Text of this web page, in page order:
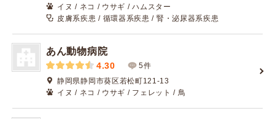
イヌ / ネコ / ウサギ / ハムスター
皮膚系疾患 / 循環器系疾患 / 腎・泌尿器系疾患
あん動物病院
4.30
5件
静岡県静岡市葵区若松町121-13
イヌ / ネコ / ウサギ / フェレット / 鳥